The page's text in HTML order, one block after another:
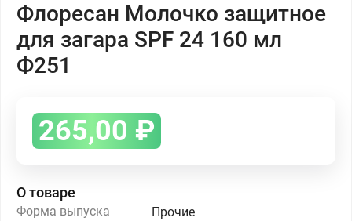
Флоресан Молочко защитное
для загара SPF 24 160 мл
Ф251
265,00 ₽
О товаре
Форма выпуска
Прочие